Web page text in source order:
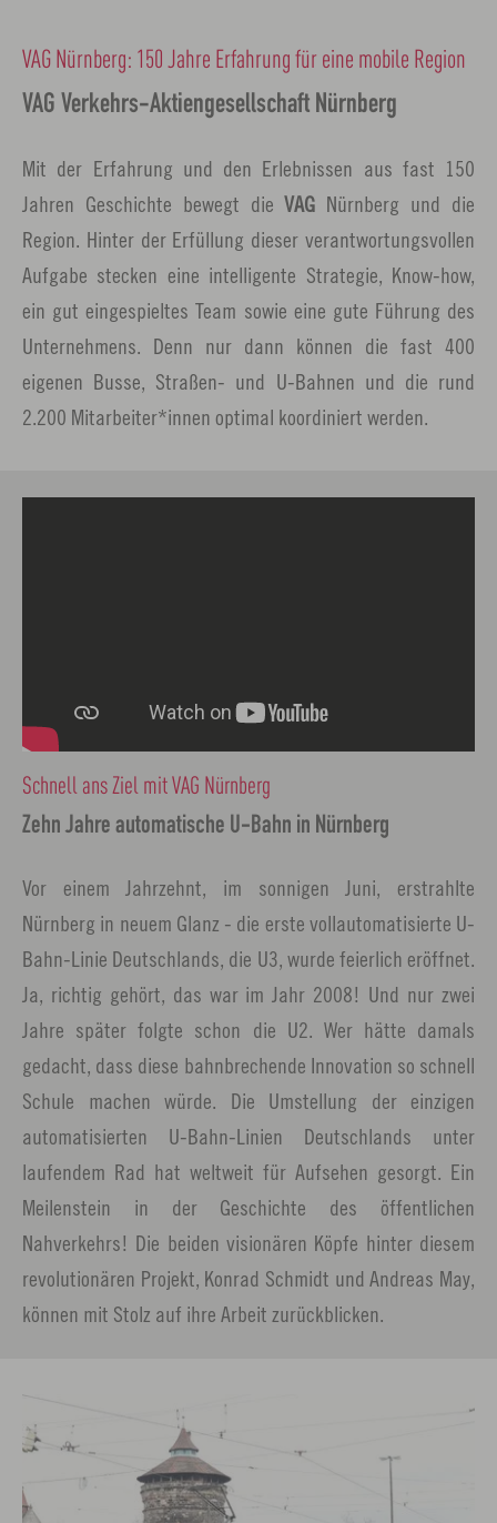
VAG Verkehrs-Aktiengesellschaft Nürnberg
VAG Nürnberg: 150 Jahre Erfahrung für eine mobile Region
Mit der Erfahrung und den Erlebnissen aus fast 150
Jahren Geschichte bewegt dieVAG Nürnberg und die
Region. Hinter der Erfüllung dieser verantwortungsvollen
Aufgabe stecken eine intelligente Strategie, Know-how,
ein gut eingespieltes Team sowie eine gute Führung des
Unternehmens. Denn nur dann können die fast 400
eigenen Busse, Straßen- und U-Bahnen und die rund
2.200 Mitarbeiter*innen optimal koordiniert werden.
Zehn Jahre automatische U-Bahn in Nürnberg
Schnell ans Ziel mit VAG Nürnberg
Vor einem Jahrzehnt, im sonnigen Juni, erstrahlte
Nürnberg in neuem Glanz - die erste vollautomatisierte U-
Bahn-Linie Deutschlands, die U3, wurde feierlich eröffnet.
Ja, richtig gehört, das war im Jahr 2008! Und nur zwei
Jahre später folgte schon die U2. Wer hätte damals
gedacht, dass diese bahnbrechende Innovation so schnell
Schule machen würde. Die Umstellung der einzigen
automatisierten U-Bahn-Linien Deutschlands unter
laufendem Rad hat weltweit für Aufsehen gesorgt. Ein
Meilenstein in der Geschichte des öffentlichen
Nahverkehrs! Die beiden visionären Köpfe hinter diesem
revolutionären Projekt, Konrad Schmidt und Andreas May,
können mit Stolz auf ihre Arbeit zurückblicken.